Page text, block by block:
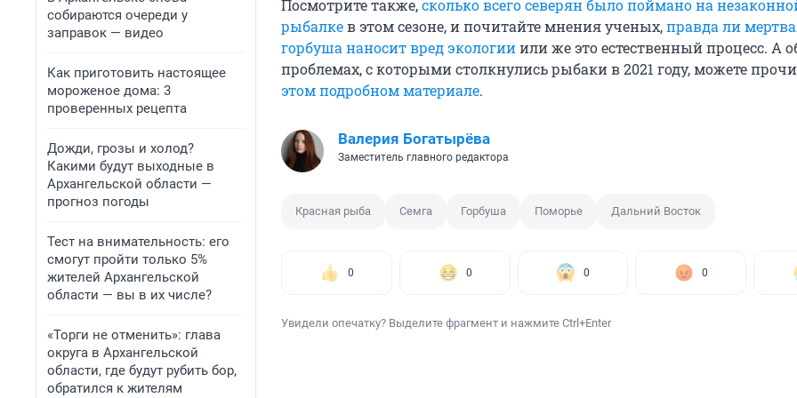
собираются очереди у
заправок — видео
Как приготовить настоящее
мороженое дома: 3
проверенных рецепта
Дожди, грозы и холод?
Какими будут выходные в
Архангельской области —
прогноз погоды
Тест на внимательность: его
смогут пройти только 5%
жителей Архангельской
области — вы в их числе?
«Торги не отменить»: глава
округа в Архангельской
области, где будут рубить бор,
обратился к жителям
Посмотрите также,сколько всего северян было поймано на
рыбалкев этом сезоне, и почитайте мнения ученых,правда ли
горбуша наносит вред экологииили же это естественный процесс. А
проблемах, с которыми столкнулись рыбаки в 2021 году, можете
этом подробном материале.
Валерия Богатырёва
Заместитель главного редактора
Красная рыба Семга Горбуша Поморье Дальний Восток
0 0 0 0
Увидели опечатку? Выделите фрагмент и нажмите Ctrl+Enter